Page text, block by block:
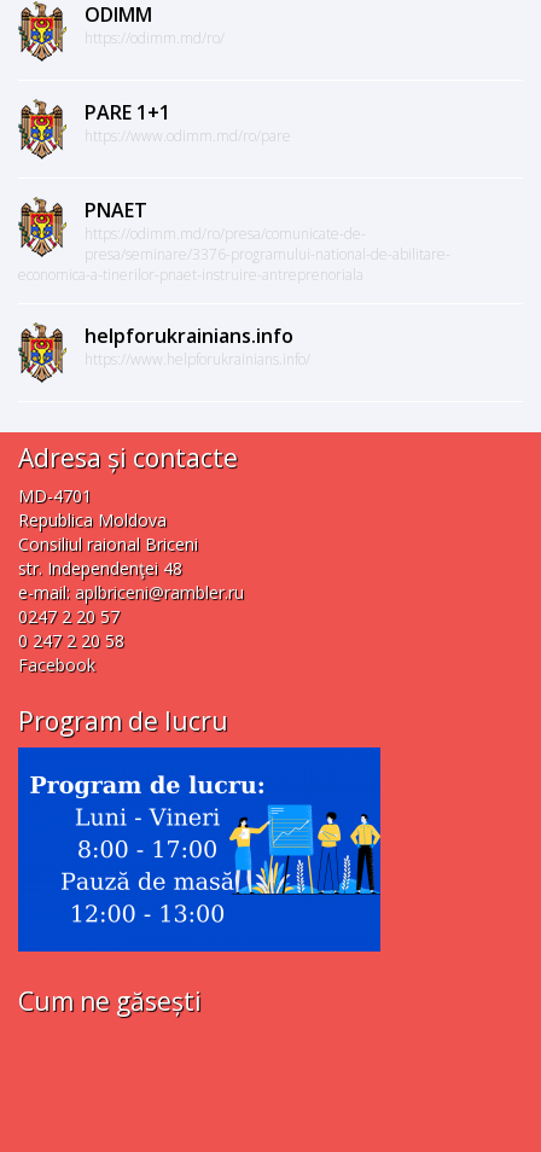
ODIMM
https://odimm.md/ro/
PARE 1+1
https://www.odimm.md/ro/pare
PNAET
https://odimm.md/ro/presa/comunicate-de-
presa/seminare/3376-programului-national-de-abilitare-
economica-a-tinerilor-pnaet-instruire-antreprenoriala
helpforukrainians.info
https://www.helpforukrainians.info/
Adresa și contacte
MD-4701
Republica Moldova
Consiliul raional Briceni
str. Independenţei 48
e-mail: aplbriceni@rambler.ru
0247 2 20 57
0 247 2 20 58
Facebook
Program de lucru
Cum ne găsești